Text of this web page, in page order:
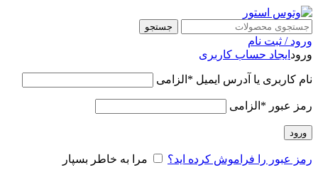
جستجو
ورود / ثبت نام
ورود ایجاد حساب کاربری
نام کاربری یا آدرس ایمیل * الزامی
رمز عبور * الزامی
ورود
رمز عبور را فراموش کرده اید؟ مرا به خاطر بسپار